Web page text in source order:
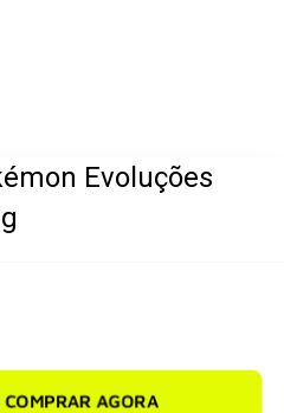
Evoluções
COMPRAR AGORA